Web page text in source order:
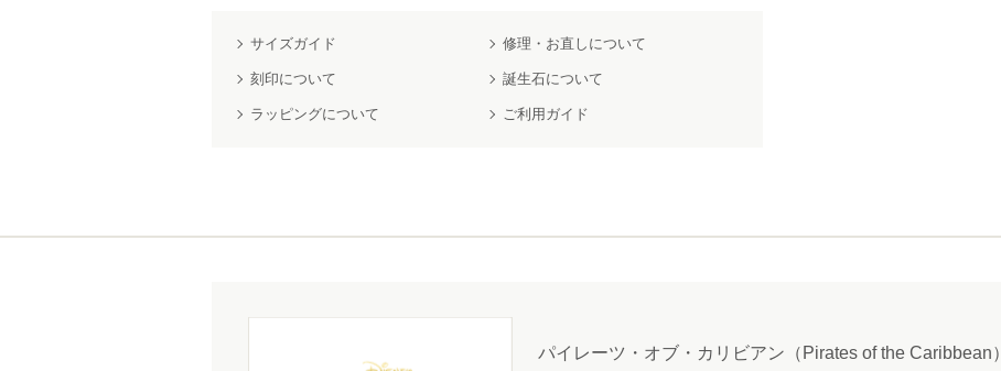
サイズガイド 修理・お直しについて
刻印について 誕生石について
ラッピングについて ご利用ガイド
パイレーツ・オブ・カリビアン（Pirates of the Caribbean）